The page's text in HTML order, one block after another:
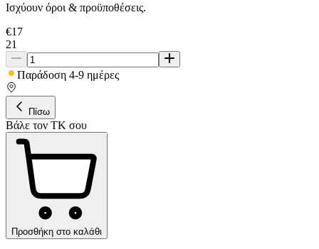
Ισχύουν όροι & προϋποθέσεις.
€17
21
Παράδοση 4-9 ημέρες
Πίσω
Βάλε τον ΤΚ σου
Προσθήκη στο καλάθι